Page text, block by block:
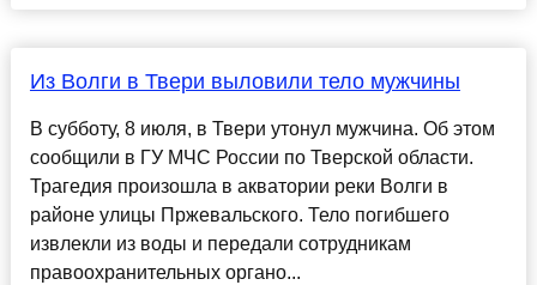
Из Волги в Твери выловили тело мужчины
В субботу, 8 июля, в Твери утонул мужчина. Об этом
сообщили в ГУ МЧС России по Тверской области.
Трагедия произошла в акватории реки Волги в
районе улицы Пржевальского. Тело погибшего
извлекли из воды и передали сотрудникам
правоохранительных органо...